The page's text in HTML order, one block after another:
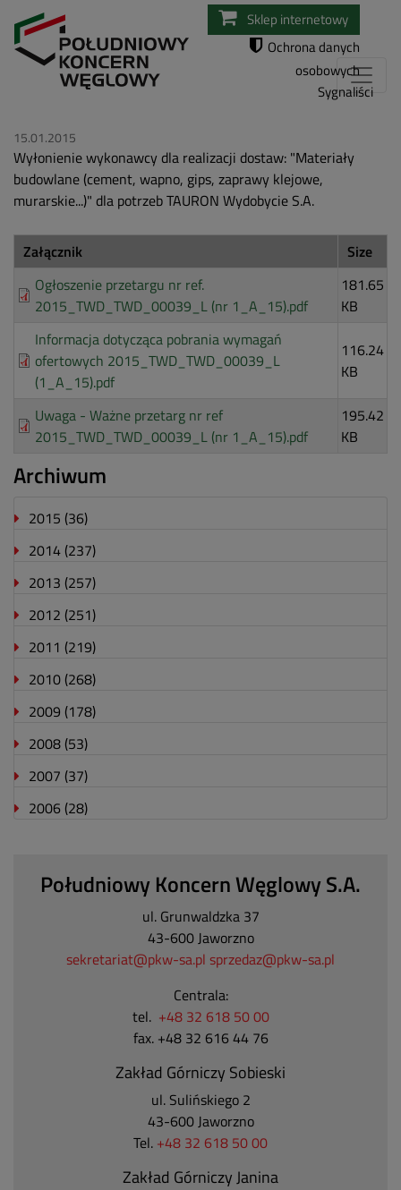
Przejdź
do
Sklep internetowy
Ochrona danych
osobowych
Sygnaliści
15.01.2015
Wyłonienie wykonawcy dla realizacji dostaw: "Materiały
budowlane (cement, wapno, gips, zaprawy klejowe,
murarskie...)" dla potrzeb TAURON Wydobycie S.A.
Załącznik
Size
Ogłoszenie przetargu nr ref.
2015_TWD_TWD_00039_L (nr 1_A_15).pdf
181.65
KB
Informacja dotycząca pobrania wymagań
ofertowych 2015_TWD_TWD_00039_L
(1_A_15).pdf
116.24
KB
Uwaga - Ważne przetarg nr ref
2015_TWD_TWD_00039_L (nr 1_A_15).pdf
195.42
KB
Archiwum
2015 (36)
2014 (237)
2013 (257)
2012 (251)
2011 (219)
2010 (268)
2009 (178)
2008 (53)
2007 (37)
2006 (28)
Południowy Koncern Węglowy S.A.
ul. Grunwaldzka 37
43-600 Jaworzno
sekretariat@pkw-sa.pl sprzedaz@pkw-sa.pl
Centrala:
tel. +48 32 618 50 00
fax. +48 32 616 44 76
Zakład Górniczy Sobieski
ul. Sulińskiego 2
43-600 Jaworzno
Tel. +48 32 618 50 00
Zakład Górniczy Janina